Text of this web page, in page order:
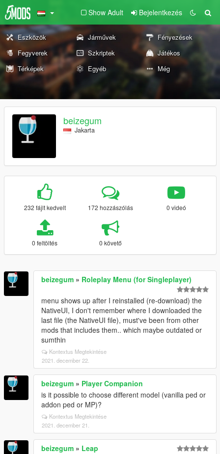
Show Adult Bejelentkezés
Eszközök Járművek
Fényezések
Fegyverek
Szkriptek
Játékos
Térképek
Egyéb Még
beizegum
Jakarta
232 fájlt kedvelt 172 hozzászólás 0 videó
0 feltöltés 0 követő
beizegum » Roleplay Menu (for Singleplayer)
menu shows up after I reinstalled (re-download) the
NativeUI, I don't remember where I downloaded the
last file (the NativeUI file), must've been from other
mods that includes them.. which maybe outdated or
sumthin
Kontextus Megtekintése
2021. december 22.
beizegum » Player Companion
is it possible to choose different model (vanilla ped or
addon ped or MP)?
Kontextus Megtekintése
2021. december 21.
beizegum » Leap